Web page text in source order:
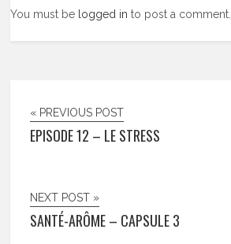
You must be logged in to post a comment.
« PREVIOUS POST
EPISODE 12 – LE STRESS
NEXT POST »
SANTÉ-ARÔME – CAPSULE 3